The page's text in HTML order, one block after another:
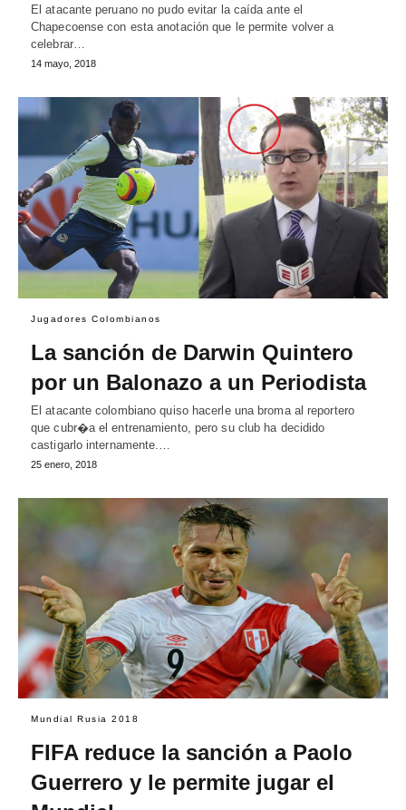
El atacante peruano no pudo evitar la caída ante el
Chapecoense con esta anotación que le permite volver a
celebrar…
14 mayo, 2018
Jugadores Colombianos
La sanción de Darwin Quintero
por un Balonazo a un Periodista
El atacante colombiano quiso hacerle una broma al reportero
que cubr�a el entrenamiento, pero su club ha decidido
castigarlo internamente.…
25 enero, 2018
Mundial Rusia 2018
FIFA reduce la sanción a Paolo
Guerrero y le permite jugar el